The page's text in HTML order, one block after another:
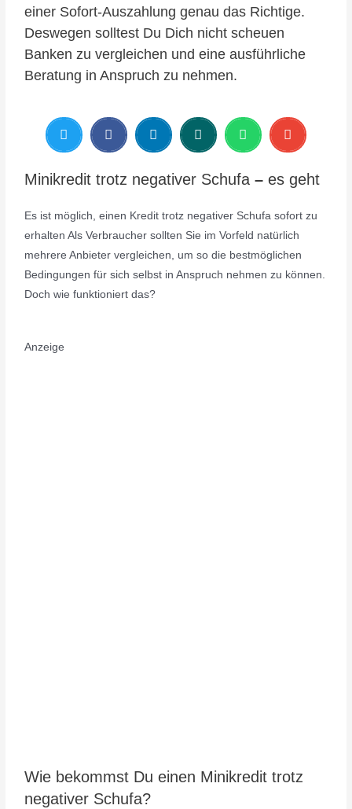
einer Sofort-Auszahlung genau das Richtige.
Deswegen solltest Du Dich nicht scheuen
Banken zu vergleichen und eine ausführliche
Beratung in Anspruch zu nehmen.
Minikredit trotz negativer Schufa–es geht
Es ist möglich, einen Kredit trotz negativer Schufa sofort zu
erhalten Als Verbraucher sollten Sie im Vorfeld natürlich
mehrere Anbieter vergleichen, um so die bestmöglichen
Bedingungen für sich selbst in Anspruch nehmen zu können.
Doch wie funktioniert das?
Anzeige
Wie bekommst Du einen Minikredit trotz
negativer Schufa?